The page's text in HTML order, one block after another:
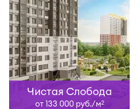
Чистая Слобода
от 133 000 руб./м2